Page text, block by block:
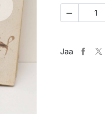

Jaa